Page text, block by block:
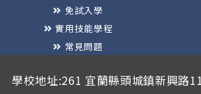
免試入學
實用技能學程
常見問題
學校地址:261 宜蘭縣頭城鎮新興路